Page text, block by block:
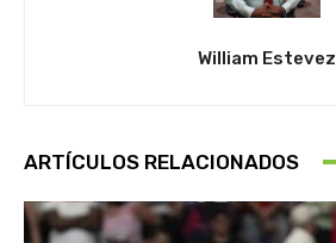
William Estevez
ARTÍCULOS RELACIONADOS